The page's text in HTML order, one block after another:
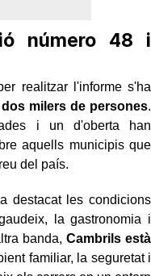
número 48 i
realitzar l'informe s'ha
milers de persones.
i un d'oberta han
aquells municipis que
del país.
destacat les condicions
la gastronomia i
banda, Cambrils està
familiar, la seguretat i